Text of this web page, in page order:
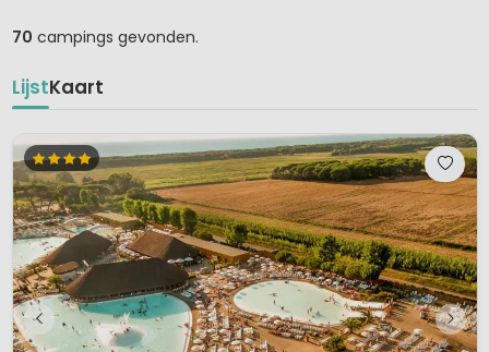
70 campings gevonden.
LijstKaart